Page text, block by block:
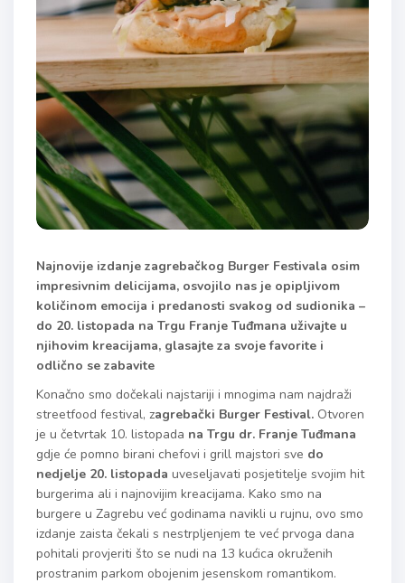
Najnovije izdanje zagrebačkog Burger Festivala osim
impresivnim delicijama, osvojilo nas je opipljivom
količinom emocija i predanosti svakog od sudionika –
do 20. listopada na Trgu Franje Tuđmana uživajte u
njihovim kreacijama, glasajte za svoje favorite i
odlično se zabavite
Konačno smo dočekali najstariji i mnogima nam najdraži
streetfood festival, zagrebački Burger Festival. Otvoren
je u četvrtak 10. listopada na Trgu dr. Franje Tuđmana
gdje će pomno birani chefovi i grill majstori sve do
nedjelje 20. listopada uveseljavati posjetitelje svojim hit
burgerima ali i najnovijim kreacijama. Kako smo na
burgere u Zagrebu već godinama navikli u rujnu, ovo smo
izdanje zaista čekali s nestrpljenjem te već prvoga dana
pohitali provjeriti što se nudi na 13 kućica okruženih
prostranim parkom obojenim jesenskom romantikom.